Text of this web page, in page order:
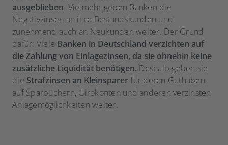
ausgeblieben. Vielmehr geben Banken die
Negativzinsen an ihre Bestandskunden und
zunehmend auch an Neukunden weiter. Der Grund
dafür: Viele Banken in Deutschland verzichten auf
die Zahlung von Einlagezinsen, da sie ohnehin keine
zusätzliche Liquidität benötigen. Deshalb geben sie
die Strafzinsen an Kleinsparerfür deren Guthaben
auf Sparbüchern, Girokonten und anderen verzinsten
Anlagemöglichkeiten weiter.